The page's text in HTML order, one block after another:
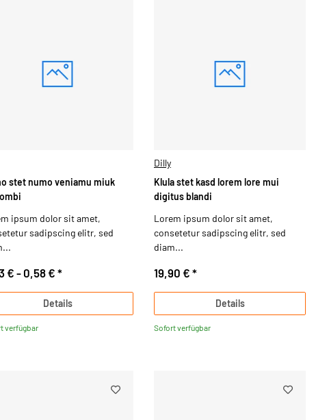
stet numo veniamu miuk
ipsum dolor sit amet,
sadipscing elitr, sed
€ -0,58 € *
Details
verfügbar
Dilly
Klula stet kasd lorem lore mui
digitus blandi
Lorem ipsum dolor sit amet,
consetetur sadipscing elitr, sed
diam...
19,90 € *
Details
Sofort verfügbar